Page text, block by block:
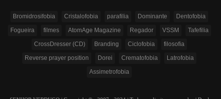
Bromidrosifobia Cristalofobia parafilia Dominante
Dentofobia
Fogueira
filmes AtomAge Magazine Regador VSSM
Tafefilia
CrossDresser (CD)
Branding Ciclofobia
filosofia
Reverse prayer position
Dorei Crematofobia
Latrofobia
Assimetrofobia